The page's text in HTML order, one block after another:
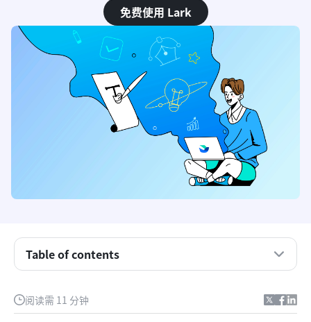
免费使用 Lark
阅读需 11 分钟
Table of contents
Web3 跨国团队协作的挑战
Lark 在Web3跨国团队中的核心功能